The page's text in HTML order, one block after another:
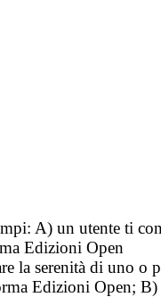
A) un utente ti
Edizioni Open
la serenità di uno
Edizioni Open;